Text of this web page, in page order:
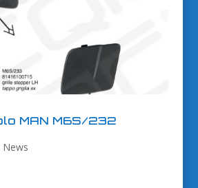
MAN M6S/232
News